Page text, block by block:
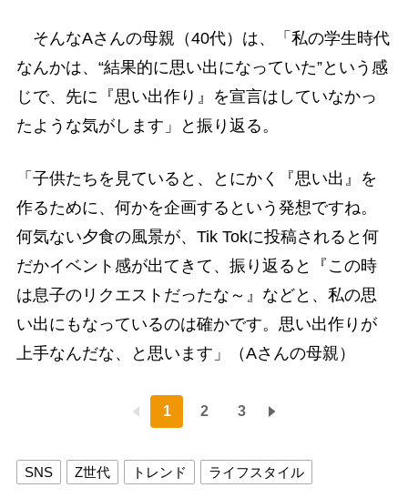
そんなAさんの母親（40代）は、「私の学生時代
なんかは、“結果的に思い出になっていた”という感
じで、先に『思い出作り』を宣言はしていなかっ
たような気がします」と振り返る。
「子供たちを見ていると、とにかく『思い出』を
作るために、何かを企画するという発想ですね。
何気ない夕食の風景が、Tik Tokに投稿されると何
だかイベント感が出てきて、振り返ると『この時
は息子のリクエストだったな～』などと、私の思
い出にもなっているのは確かです。思い出作りが
上手なんだな、と思います」（Aさんの母親）
1 2 3
SNS Z世代 トレンド ライフスタイル